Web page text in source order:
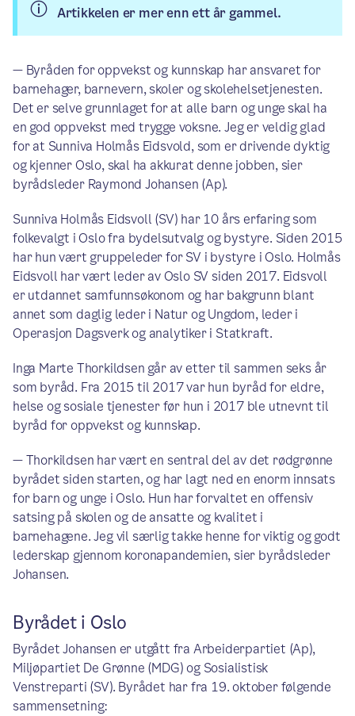
Artikkelen er mer enn ett år gammel.
— Byråden for oppvekst og kunnskap har ansvaret for
barnehager, barnevern, skoler og skolehelsetjenesten.
Det er selve grunnlaget for at alle barn og unge skal ha
en god oppvekst med trygge voksne. Jeg er veldig glad
for at Sunniva Holmås Eidsvold, som er drivende dyktig
og kjenner Oslo, skal ha akkurat denne jobben, sier
byrådsleder Raymond Johansen (Ap).
Sunniva Holmås Eidsvoll (SV) har 10 års erfaring som
folkevalgt i Oslo fra bydelsutvalg og bystyre. Siden 2015
har hun vært gruppeleder for SV i bystyre i Oslo. Holmås
Eidsvoll har vært leder av Oslo SV siden 2017. Eidsvoll
er utdannet samfunnsøkonom og har bakgrunn blant
annet som daglig leder i Natur og Ungdom, leder i
Operasjon Dagsverk og analytiker i Statkraft.
Inga Marte Thorkildsen går av etter til sammen seks år
som byråd. Fra 2015 til 2017 var hun byråd for eldre,
helse og sosiale tjenester før hun i 2017 ble utnevnt til
byråd for oppvekst og kunnskap.
— Thorkildsen har vært en sentral del av det rødgrønne
byrådet siden starten, og har lagt ned en enorm innsats
for barn og unge i Oslo. Hun har forvaltet en offensiv
satsing på skolen og de ansatte og kvalitet i
barnehagene. Jeg vil særlig takke henne for viktig og godt
lederskap gjennom koronapandemien, sier byrådsleder
Johansen.
Byrådet i Oslo
Byrådet Johansen er utgått fra Arbeiderpartiet (Ap),
Miljøpartiet De Grønne (MDG) og Sosialistisk
Venstreparti (SV). Byrådet har fra 19. oktober følgende
sammensetning: